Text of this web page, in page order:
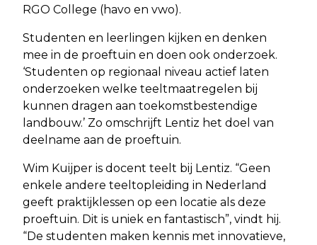
RGO College (havo en vwo).
Studenten en leerlingen kijken en denken
mee in de proeftuin en doen ook onderzoek.
‘Studenten op regionaal niveau actief laten
onderzoeken welke teeltmaatregelen bij
kunnen dragen aan toekomstbestendige
landbouw.’ Zo omschrijft Lentiz het doel van
deelname aan de proeftuin.
Wim Kuijper is docent teelt bij Lentiz. “Geen
enkele andere teeltopleiding in Nederland
geeft praktijklessen op een locatie als deze
proeftuin. Dit is uniek en fantastisch”, vindt hij.
“De studenten maken kennis met innovatieve,